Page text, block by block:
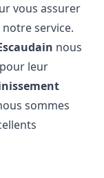
vous assurer
service.
nous
leur
sommes